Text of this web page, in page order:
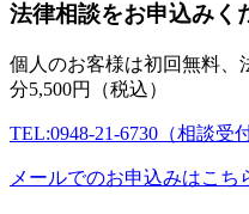
法律相談をお申込みく
個人のお客様は初回無料、
分5,500円（税込）
TEL:0948-21-6730（相談受
メールでのお申込みはこち